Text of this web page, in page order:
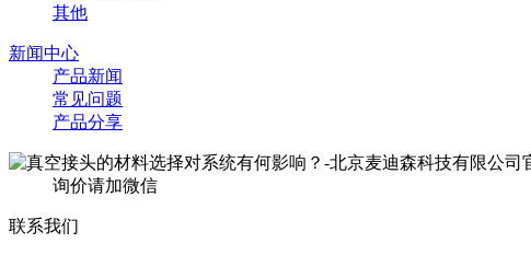
其他
新闻中心
产品新闻
常见问题
产品分享
询价请加微信
联系我们